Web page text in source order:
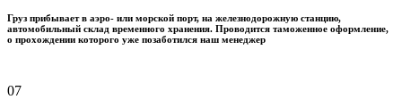
Груз прибывает в аэро- или морской порт, на железнодорожную станцию,
автомобильный склад временного хранения. Проводится таможенное оформление,
о прохождении которого уже позаботился наш менеджер
07